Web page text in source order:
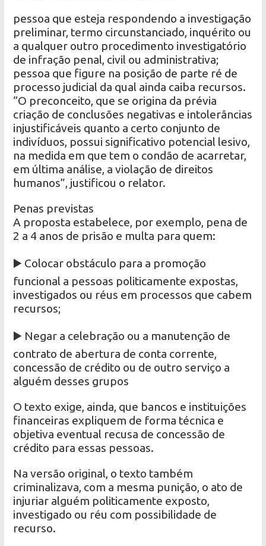
pessoa que esteja respondendo a investigação
preliminar, termo circunstanciado, inquérito ou
a qualquer outro procedimento investigatório
de infração penal, civil ou administrativa;
pessoa que figure na posição de parte ré de
processo judicial da qual ainda caiba recursos.
“O preconceito, que se origina da prévia
criação de conclusões negativas e intolerâncias
injustificáveis quanto a certo conjunto de
indivíduos, possui significativo potencial lesivo,
na medida em que tem o condão de acarretar,
em última análise, a violação de direitos
humanos”, justificou o relator.
Penas previstas
A proposta estabelece, por exemplo, pena de
2 a 4 anos de prisão e multa para quem:
▶️ Colocar obstáculo para a promoção
funcional a pessoas politicamente expostas,
investigados ou réus em processos que cabem
recursos;
▶️ Negar a celebração ou a manutenção de
contrato de abertura de conta corrente,
concessão de crédito ou de outro serviço a
alguém desses grupos
O texto exige, ainda, que bancos e instituições
financeiras expliquem de forma técnica e
objetiva eventual recusa de concessão de
crédito para essas pessoas.
Na versão original, o texto também
criminalizava, com a mesma punição, o ato de
injuriar alguém politicamente exposto,
investigado ou réu com possibilidade de
recurso.